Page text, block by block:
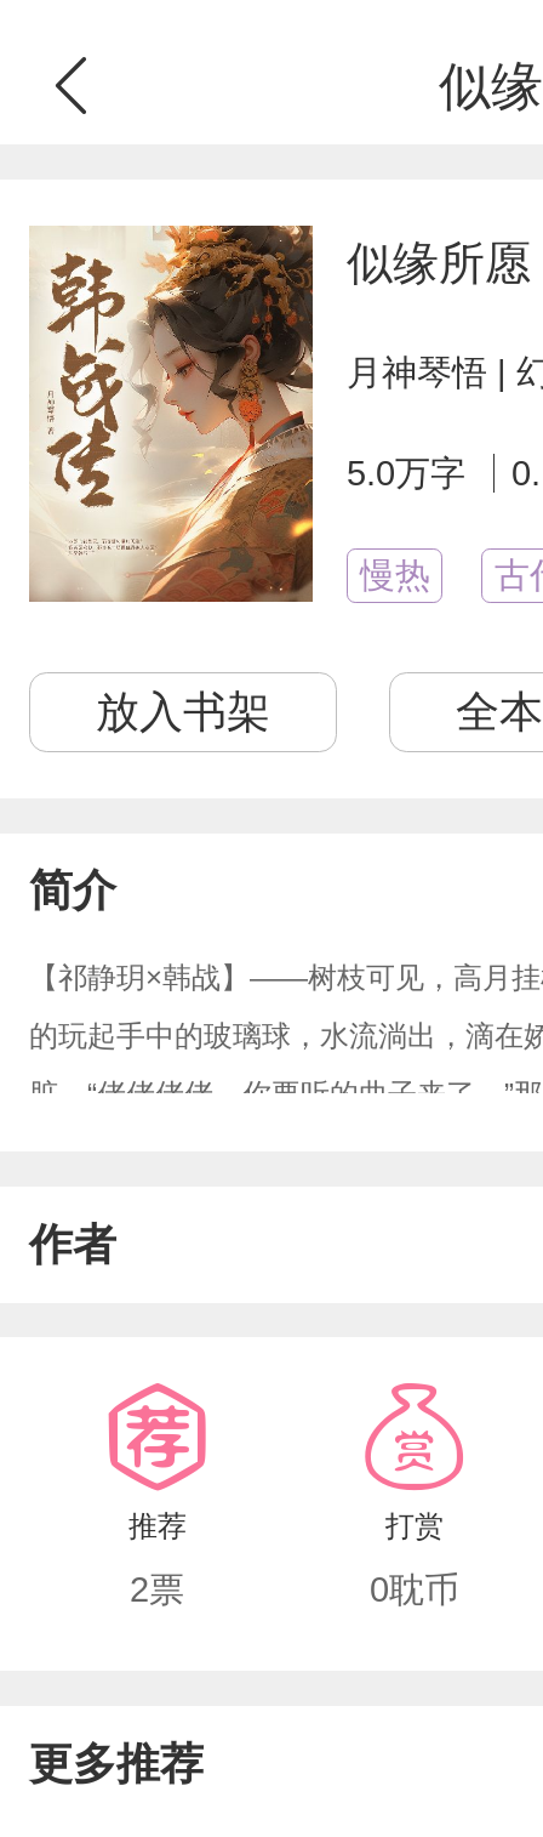
似
似缘所愿
月神琴悟 |
5.0万字
慢热 古
放入书架 全
简介
【祁静玥×韩战】——树枝可见，高月
的玩起手中的玻璃球，水流淌出，滴在
脏。“佬佬佬佬，你要听的曲子来了。”
血未断，静玥心不死。潭边王妃独夜
何见人竺歌。只要欢情与快乐，管他
树上慢慢的伸了懒腰：“是好曲子，可
派来的都是男子，我实在抢不过他们，
作者
推荐
2票
打赏
0耽币
更多推荐